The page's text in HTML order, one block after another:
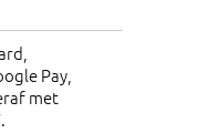
Pay,
met